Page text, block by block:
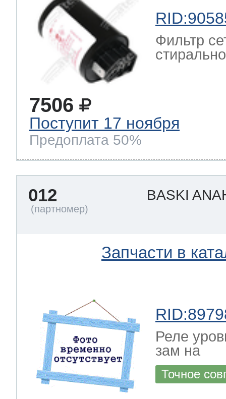
Фильтр
7506
Поступит 17 ноября
Предоплата 50%
012 BASKI
Запчасти в
Реле
зам на
Точное